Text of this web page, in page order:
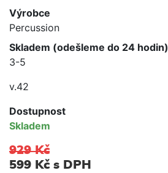
Výrobce
Percussion
Skladem (odešleme do 24 hodin)
3-5
v.42
Dostupnost
Skladem
929 Kč
599 Kč s DPH